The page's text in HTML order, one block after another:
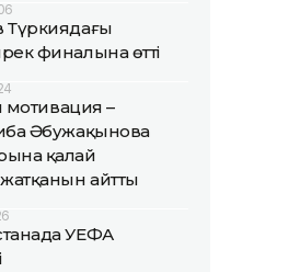
Түркиядағы
финалына өтті
мотивация –
Әбужақынова
қалай
айтты
УЕФА